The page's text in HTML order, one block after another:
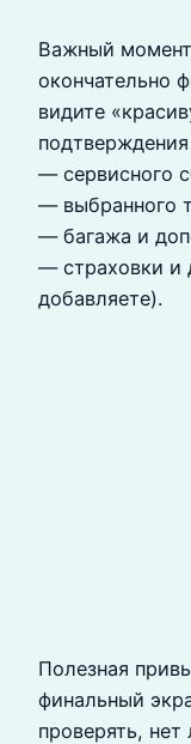
Важный
окончательно
видите
— сервисного
— выбранного
— багажа и
— страховки и
добавляете).
Полезная
финальный
проверять,